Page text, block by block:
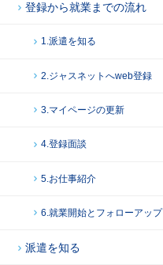
登録から就業までの流れ
1.派遣を知る
2.ジャスネットへweb登録
3.マイページの更新
4.登録面談
5.お仕事紹介
6.就業開始とフォローアップ
派遣を知る